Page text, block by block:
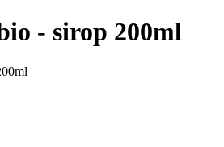
- sirop 200ml